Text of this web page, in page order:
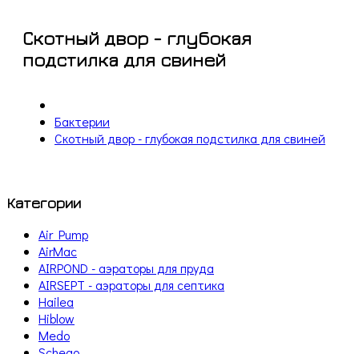
Скотный двор - глубокая
подстилка для свиней
Бактерии
Скотный двор - глубокая подстилка для свиней
Категории
Air Pump
AirMac
AIRPOND - аэраторы для пруда
AIRSEPT - аэраторы для септика
Hailea
Hiblow
Medo